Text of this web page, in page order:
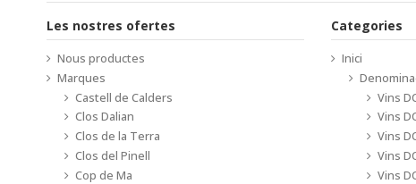
Les nostres ofertes
Nous productes
Marques
Castell de Calders
Clos Dalian
Clos de la Terra
Clos del Pinell
Cop de Ma
Categories
Inici
Vins
Vins
Vins
Vins
Vins